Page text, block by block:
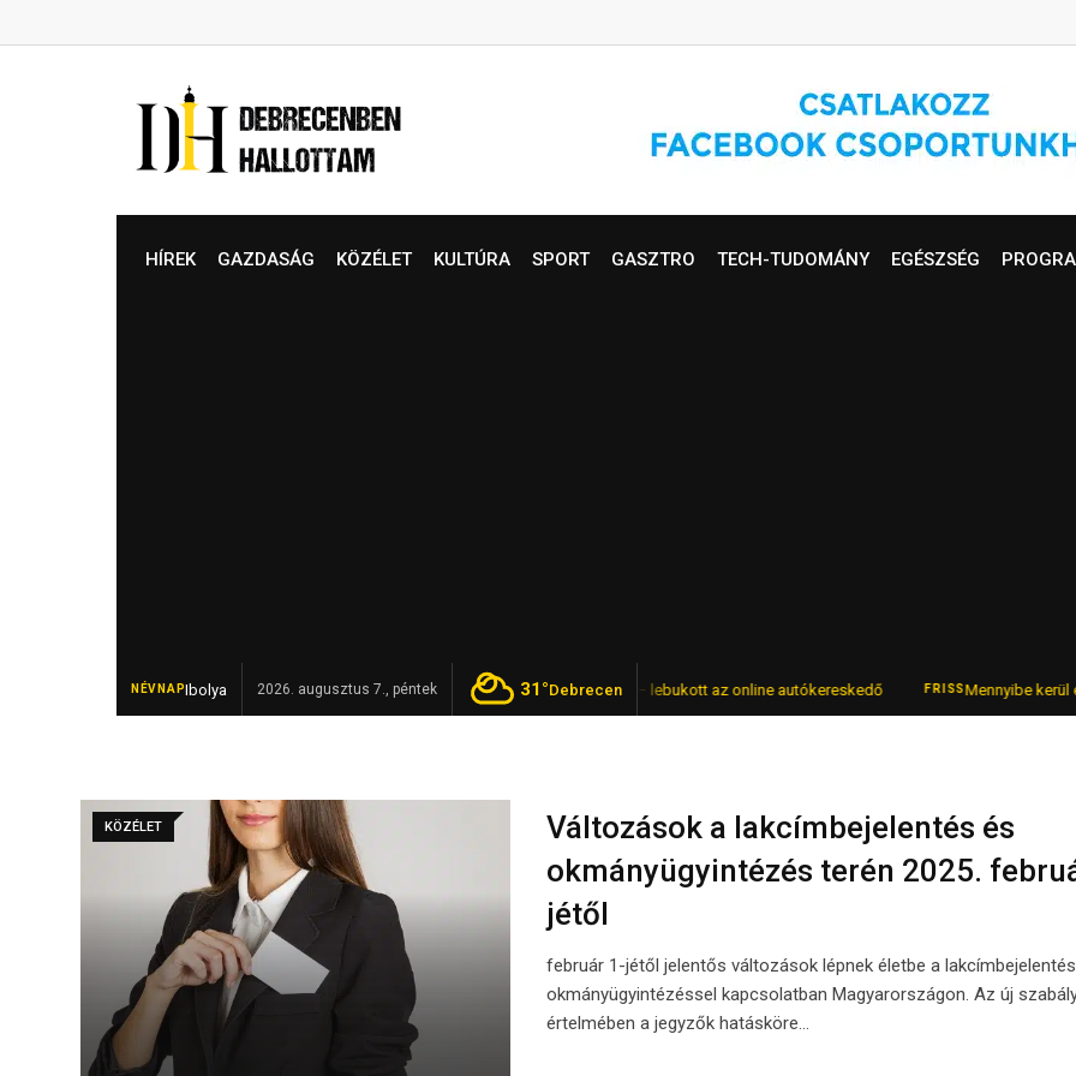
to
HÍREK GAZDASÁG KÖZÉLET KULTÚRA SPORT GASZTRO TECH-TUDOMÁNY EGÉSZSÉG
NÉVNAPIbolya 2026. augusztus 7., péntek 31°Debrecen
FRISSRevolut-számlán fialt a rejtett bevétel – lebukott az online autókereskedő FRISS Mennyibe kerül egy
KÖZÉLET
Változások a lakcímbejelentés és
okmányügyintézés terén 2025.
jétől
február 1-jétől jelentős változások lépnek életbe a
okmányügyintézéssel kapcsolatban Magyarországon. Az új
értelmében a jegyzők hatásköre…